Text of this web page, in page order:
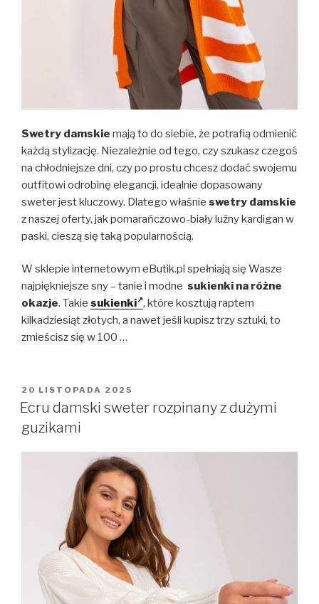
Swetry damskie mają to do siebie, że potrafią odmienić
każdą stylizację. Niezależnie od tego, czy szukasz czegoś
na chłodniejsze dni, czy po prostu chcesz dodać swojemu
outfitowi odrobinę elegancji, idealnie dopasowany
sweter jest kluczowy. Dlatego właśnie swetry damskie
z naszej oferty, jak pomarańczowo-biały luźny kardigan w
paski, cieszą się taką popularnością.
W sklepie internetowym eButik.pl spełniają się Wasze
najpiękniejsze sny – tanie i modne sukienki na różne
okazje. Takie sukienki , które kosztują raptem
kilkadziesiąt złotych, a nawet jeśli kupisz trzy sztuki, to
zmieścisz się w 100 …
OPUBLIKOWANE
W
20 LISTOPADA 2025
Ecru damski sweter rozpinany z dużymi
guzikami